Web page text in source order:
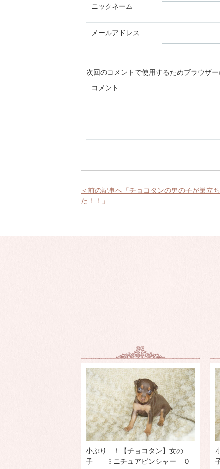
ニックネーム
メールアドレス
次回のコメントで使用するためブラウザ
コメント
＜前の記事へ「チョコタンの男の子が巣立
た！！」
小ぶり！！【チョコタン】女の
子 ミニチュアピンシャー ０